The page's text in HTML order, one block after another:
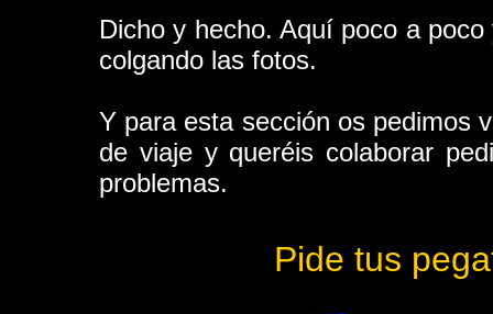
Dicho y hecho. Aquí poco a
colgando las fotos.
Y para esta sección os pedimos
de viaje y queréis colaborar
problemas.
Pide tus